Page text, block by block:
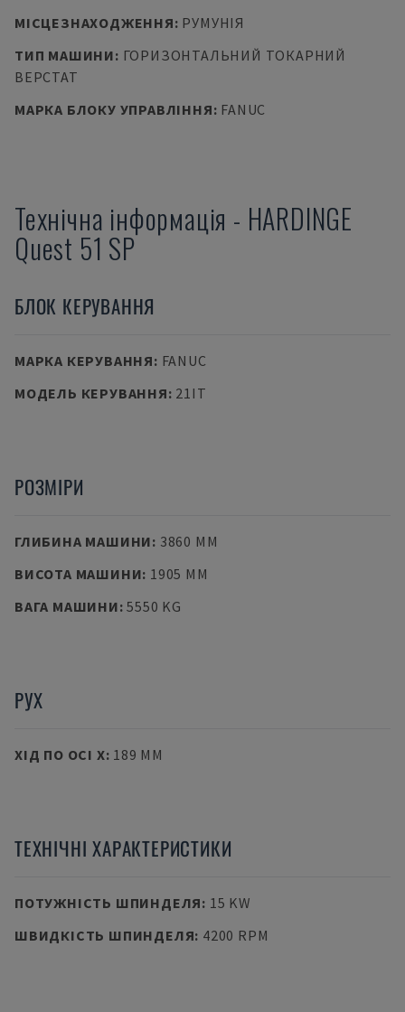
МІСЦЕЗНАХОДЖЕННЯ: РУМУНІЯ
ТИП МАШИНИ: ГОРИЗОНТАЛЬНИЙ ТОКАРНИЙ
ВЕРСТАТ
МАРКА БЛОКУ УПРАВЛІННЯ: FANUC
Технічна інформація - HARDINGE
Quest 51 SP
БЛОК КЕРУВАННЯ
МАРКА КЕРУВАННЯ: FANUC
МОДЕЛЬ КЕРУВАННЯ: 21IT
РОЗМІРИ
ГЛИБИНА МАШИНИ: 3860 MM
ВИСОТА МАШИНИ: 1905 MM
ВАГА МАШИНИ:5550 KG
РУХ
ХІД ПО ОСІ X: 189 MM
ТЕХНІЧНІ ХАРАКТЕРИСТИКИ
ПОТУЖНІСТЬ ШПИНДЕЛЯ: 15 KW
ШВИДКІСТЬ ШПИНДЕЛЯ: 4200 RPM